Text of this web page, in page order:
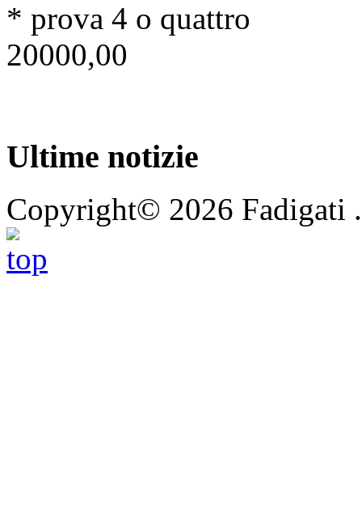
* prova 4
20000,00
Ultime notizie
Copyright© 2026 Fadigati